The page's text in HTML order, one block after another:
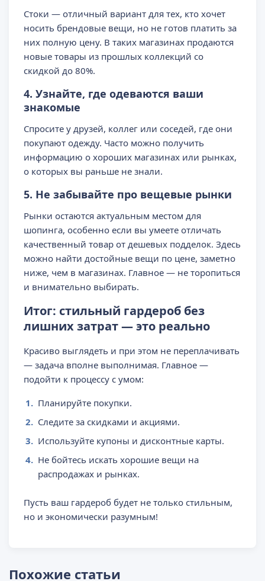
Стоки — отличный вариант для тех, кто хочет
носить брендовые вещи, но не готов платить за
них полную цену. В таких магазинах продаются
новые товары из прошлых коллекций со
скидкой до 80%.
4. Узнайте, где одеваются ваши
знакомые
Спросите у друзей, коллег или соседей, где они
покупают одежду. Часто можно получить
информацию о хороших магазинах или рынках,
о которых вы раньше не знали.
5. Не забывайте про вещевые рынки
Рынки остаются актуальным местом для
шопинга, особенно если вы умеете отличать
качественный товар от дешевых подделок. Здесь
можно найти достойные вещи по цене, заметно
ниже, чем в магазинах. Главное — не торопиться
и внимательно выбирать.
Итог: стильный гардероб без
лишних затрат — это реально
Красиво выглядеть и при этом не переплачивать
— задача вполне выполнимая. Главное —
подойти к процессу с умом:
Планируйте покупки.
Следите за скидками и акциями.
Используйте купоны и дисконтные карты.
Не бойтесь искать хорошие вещи на
распродажах и рынках.
Пусть ваш гардероб будет не только стильным,
но и экономически разумным!
Похожие статьи